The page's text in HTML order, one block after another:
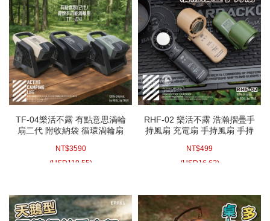
TF-04樂活不露 有點意思渦輪
扇二代 附收納袋 循環渦輪扇
扇 渦輪 露營風扇 露營電風扇
NT$3590
(USD119.55)
RHF-02 樂活不露 浩瀚摺疊手
持風扇 充電扇 手持風扇 手持
持冰敷扇
NT$499
(USD16.62)